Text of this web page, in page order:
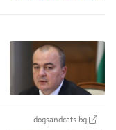
dogsandcats.bg